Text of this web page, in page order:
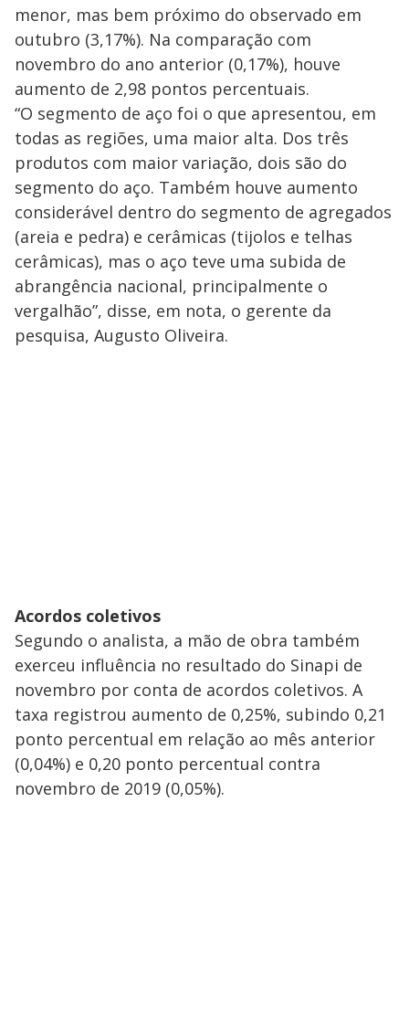
menor, mas bem próximo do observado em
outubro (3,17%). Na comparação com
novembro do ano anterior (0,17%), houve
aumento de 2,98 pontos percentuais.
“O segmento de aço foi o que apresentou, em
todas as regiões, uma maior alta. Dos três
produtos com maior variação, dois são do
segmento do aço. Também houve aumento
considerável dentro do segmento de agregados
(areia e pedra) e cerâmicas (tijolos e telhas
cerâmicas), mas o aço teve uma subida de
abrangência nacional, principalmente o
vergalhão”, disse, em nota, o gerente da
pesquisa, Augusto Oliveira.
Acordos coletivos
Segundo o analista, a mão de obra também
exerceu influência no resultado do Sinapi de
novembro por conta de acordos coletivos. A
taxa registrou aumento de 0,25%, subindo 0,21
ponto percentual em relação ao mês anterior
(0,04%) e 0,20 ponto percentual contra
novembro de 2019 (0,05%).